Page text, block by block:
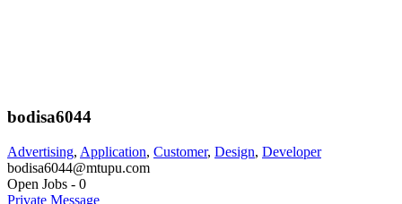
bodisa6044
Advertising, Application, Customer, Design, Developer
bodisa6044@mtupu.com
Open Jobs - 0
Private Message